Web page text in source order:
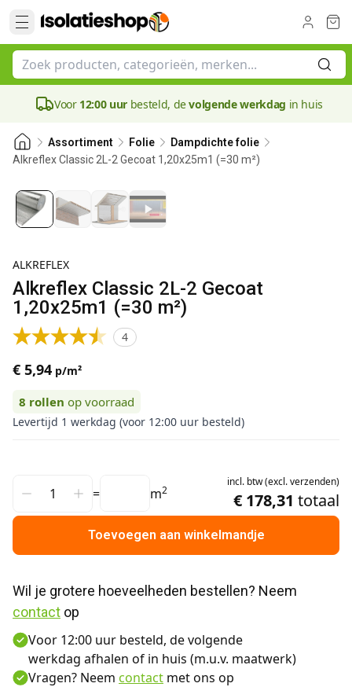
Voor 12:00 uur besteld, devolgende werkdag in huis
Assortiment Folie
Dampdichte folie
Alkreflex Classic 2L-2 Gecoat 1,20x25m1 (=30 m²)
ALKREFLEX
Alkreflex Classic 2L-2 Gecoat
1,20x25m1 (=30 m²)
4
€ 5,94 p/m²
8 rollen op voorraad
Levertijd 1 werkdag (voor 12:00 uur besteld)
= m2
incl. btw(excl.verzenden)
€ 178,31 totaal
Toevoegen aan winkelmandje
contact op
Voor 12:00 uur besteld, de volgende
werkdag afhalen of in huis (m.u.v. maatwerk)
Vragen? Neem contact met ons op